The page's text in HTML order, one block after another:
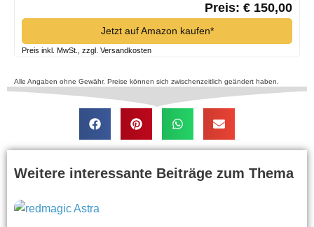
Preis: € 150,00
Jetzt auf Amazon kaufen*
Preis inkl. MwSt., zzgl. Versandkosten
Alle Angaben ohne Gewähr. Preise können sich zwischenzeitlich geändert haben.
Weitere interessante Beiträge zum Thema